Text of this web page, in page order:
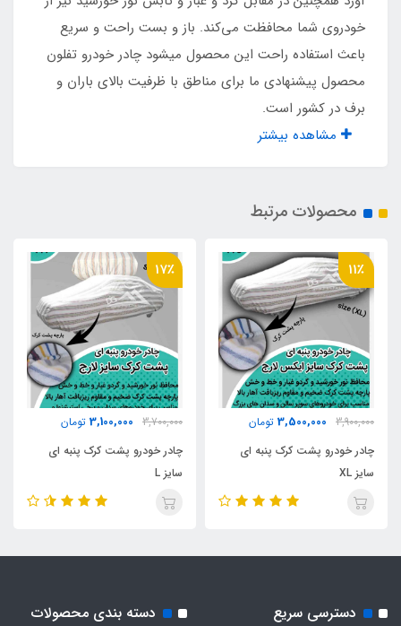
کیف حمل
مناسب برای خودروهای
محافظت در برابر آب
محافظت در برابر گرد و غبار
دارد
خودروی شما محافظت می‌کند. باز و بست راحت و سریع
باعث استفاده راحت این محصول میشود چادر خودرو تفلون
محصول پیشنهادی ما برای مناطق با ظرفیت بالای باران و
برف در کشور است.
مشاهده بیشتر
محصولات مرتبط
11٪
3,900,000
3,500,000 تومان
چادر خودرو پشت کرک پنبه ای
سایز XL
17٪
3,700,000
3,100,000 تومان
چادر خودرو پشت کرک پنبه ای
سایز L
دسترسی سریع دسته بندی محصولات